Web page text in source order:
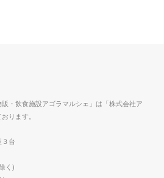
・飲食施設アゴラマルシェ」は「株式会社ア
ります。
３台
く)